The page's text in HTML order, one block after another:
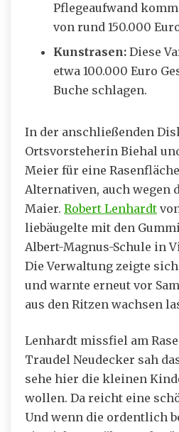
Pflegeaufwand
von rund 150.000
Kunstrasen: Diese
etwa 100.000 Euro
Buche schlagen.
In der anschließenden
Ortsvorsteherin Biehal
Meier für eine
Alternativen, auch wegen
Maier. Robert Lenhardt
liebäugelte mit den
Albert-Magnus-Schule in
Die Verwaltung zeigte
und warnte erneut vor
aus den Ritzen wachsen
Lenhardt missfiel am
Traudel Neudecker sah
sehe hier die kleinen
wollen. Da reicht eine
Und wenn die ordentlich